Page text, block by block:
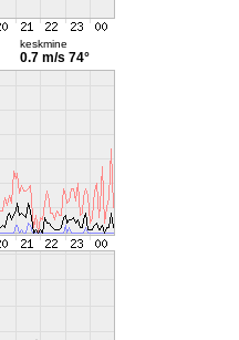
keskmine
0.7 m/s 74°